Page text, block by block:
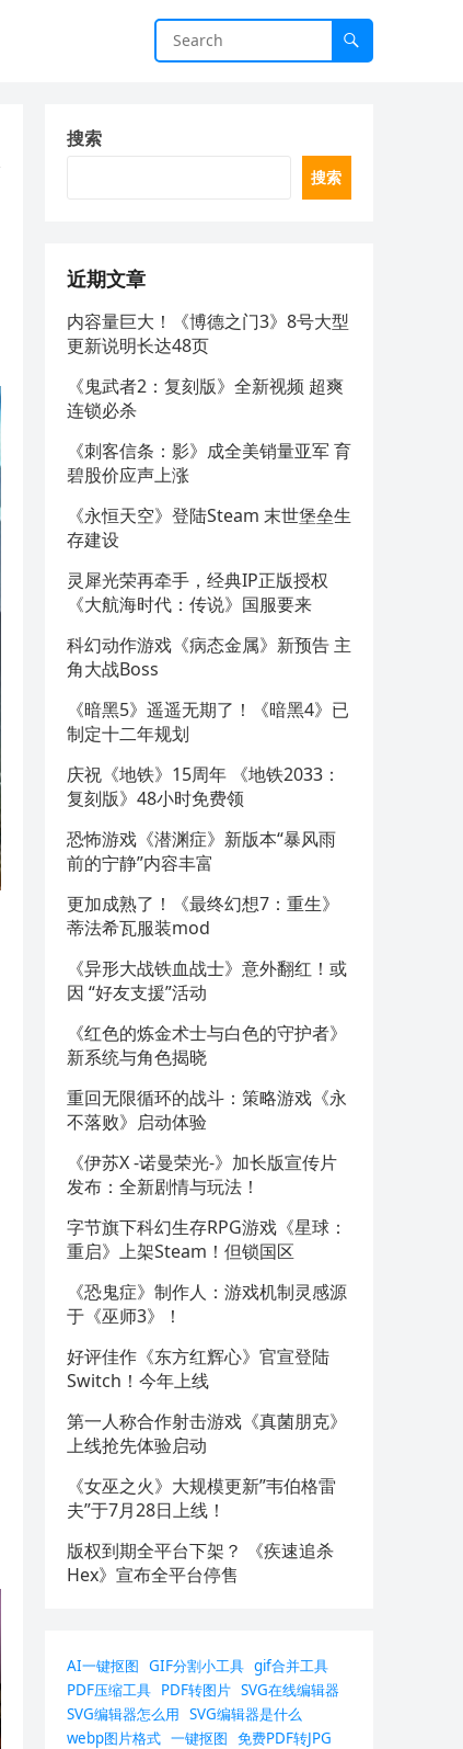
搜索
搜索
近期文章
内容量巨大！《博德之门3》8号大型
更新说明长达48页
《鬼武者2：复刻版》全新视频 超爽
连锁必杀
《刺客信条：影》成全美销量亚军 育
碧股价应声上涨
《永恒天空》登陆Steam 末世堡垒生
存建设
灵犀光荣再牵手，经典IP正版授权
《大航海时代：传说》国服要来
科幻动作游戏《病态金属》新预告 主
角大战Boss
《暗黑5》遥遥无期了！《暗黑4》已
制定十二年规划
庆祝《地铁》15周年 《地铁2033：
复刻版》48小时免费领
恐怖游戏《潜渊症》新版本“暴风雨
前的宁静”内容丰富
更加成熟了！《最终幻想7：重生》
蒂法希瓦服装mod
《异形大战铁血战士》意外翻红！或
因 “好友支援”活动
《红色的炼金术士与白色的守护者》
新系统与角色揭晓
重回无限循环的战斗：策略游戏《永
不落败》启动体验
《伊苏X -诺曼荣光-》加长版宣传片
发布：全新剧情与玩法！
字节旗下科幻生存RPG游戏《星球：
重启》上架Steam！但锁国区
《恐鬼症》制作人：游戏机制灵感源
于《巫师3》！
好评佳作《东方红辉心》官宣登陆
Switch！今年上线
第一人称合作射击游戏《真菌朋克》
上线抢先体验启动
《女巫之火》大规模更新”韦伯格雷
夫”于7月28日上线！
版权到期全平台下架？ 《疾速追杀
Hex》宣布全平台停售
AI一键抠图 GIF分割小工具 gif合并工具
PDF压缩工具 PDF转图片 SVG在线编辑器
SVG编辑器怎么用 SVG编辑器是什么
webp图片格式 一键抠图 免费PDF转JPG